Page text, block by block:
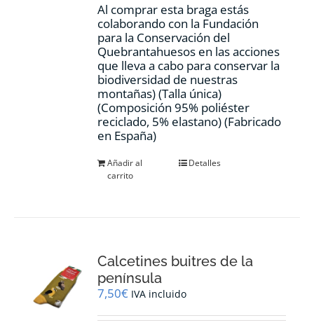
Al comprar esta braga estás
colaborando con la Fundación
para la Conservación del
Quebrantahuesos en las acciones
que lleva a cabo para conservar la
biodiversidad de nuestras
montañas) (Talla única)
(Composición 95% poliéster
reciclado, 5% elastano) (Fabricado
en España)
Añadir al
carrito
Detalles
Calcetines buitres de la
península
7,50€ IVA incluido